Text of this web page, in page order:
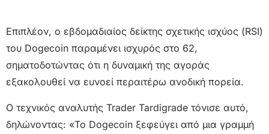
Επιπλέον, ο εβδομαδιαίος δείκτης σχετικής ισχύος (RSI)
του Dogecoin παραμένει ισχυρός στο 62,
σηματοδοτώντας ότι η δυναμική της αγοράς
εξακολουθεί να ευνοεί περαιτέρω ανοδική πορεία.
Ο τεχνικός αναλυτής Trader Tardigrade τόνισε αυτό,
δηλώνοντας: «Το Dogecoin ξεφεύγει από μια γραμμή